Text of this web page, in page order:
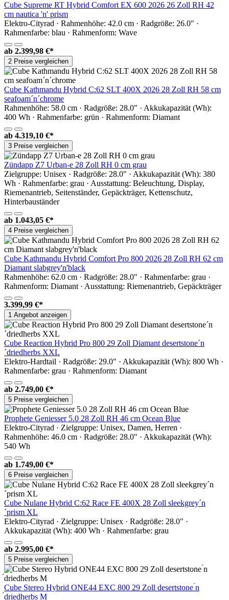
Cube Supreme RT Hybrid Comfort EX 600 2026 26 Zoll RH 42
cm nautica 'n' prism
Elektro-Cityrad · Rahmenhöhe: 42.0 cm · Radgröße: 26.0" ·
Rahmenfarbe: blau · Rahmenform: Wave
ab 2.399,98 €*
2 Preise vergleichen
Cube Kathmandu Hybrid C:62 SLT 400X 2026 28 Zoll RH 58 cm
seafoam´n´chrome
Rahmenhöhe: 58.0 cm · Radgröße: 28.0" · Akkukapazität (Wh):
400 Wh · Rahmenfarbe: grün · Rahmenform: Diamant
ab 4.319,10 €*
3 Preise vergleichen
Zündapp Z7 Urban-e 28 Zoll RH 0 cm grau
Zielgruppe: Unisex · Radgröße: 28.0" · Akkukapazität (Wh): 380
Wh · Rahmenfarbe: grau · Ausstattung: Beleuchtung, Display,
Riemenantrieb, Seitenständer, Gepäckträger, Kettenschutz,
Hinterbauständer
ab 1.043,05 €*
4 Preise vergleichen
Cube Kathmandu Hybrid Comfort Pro 800 2026 28 Zoll RH 62 cm
Diamant slabgrey'n'black
Rahmenhöhe: 62.0 cm · Radgröße: 28.0" · Rahmenfarbe: grau ·
Rahmenform: Diamant · Ausstattung: Riemenantrieb, Gepäckträger
3.399,99 €*
1 Angebot anzeigen
Cube Reaction Hybrid Pro 800 29 Zoll Diamant desertstone´n
´driedherbs XXL
Elektro-Hardtail · Radgröße: 29.0" · Akkukapazität (Wh): 800 Wh ·
Rahmenfarbe: grau · Rahmenform: Diamant
ab 2.749,00 €*
5 Preise vergleichen
Prophete Geniesser 5.0 28 Zoll RH 46 cm Ocean Blue
Elektro-Cityrad · Zielgruppe: Unisex, Damen, Herren ·
Rahmenhöhe: 46.0 cm · Radgröße: 28.0" · Akkukapazität (Wh):
540 Wh
ab 1.749,00 €*
6 Preise vergleichen
Cube Nulane Hybrid C:62 Race FE 400X 28 Zoll sleekgrey´n
´prism XL
Elektro-Cityrad · Zielgruppe: Unisex · Radgröße: 28.0" ·
Akkukapazität (Wh): 400 Wh · Rahmenfarbe: grau
ab 2.995,00 €*
5 Preise vergleichen
Cube Stereo Hybrid ONE44 EXC 800 29 Zoll desertstone ́n
́driedherbs M